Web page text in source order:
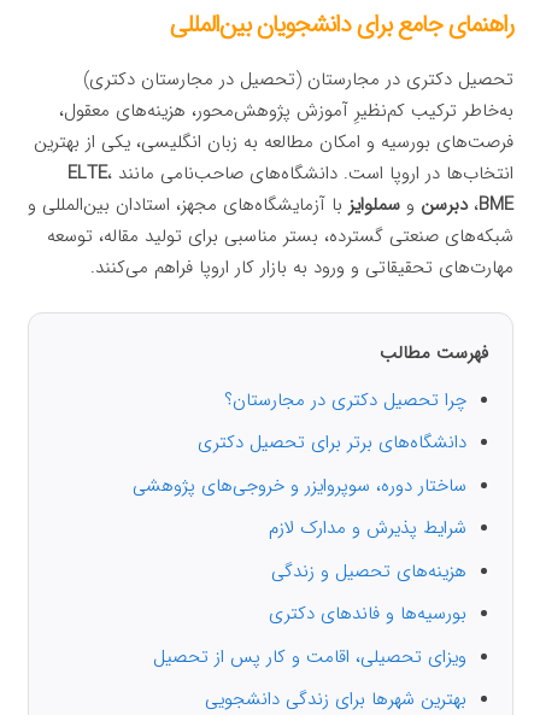
راهنمای جامع برای دانشجویان بین‌المللی
تحصیل دکتری در مجارستان (تحصیل در مجارستان دکتری)
به‌خاطر ترکیب کم‌نظیرِ آموزش پژوهش‌محور، هزینه‌های معقول،
فرصت‌های بورسیه و امکان مطالعه به زبان انگلیسی، یکی از بهترین
انتخاب‌ها در اروپا است. دانشگاه‌های صاحب‌نامی مانندELTE،
BME،دبرسن وسملوایز با آزمایشگاه‌های مجهز، استادان بین‌المللی و
شبکه‌های صنعتی گسترده، بستر مناسبی برای تولید مقاله، توسعه
مهارت‌های تحقیقاتی و ورود به بازار کار اروپا فراهم می‌کنند.
فهرست مطالب
چرا تحصیل دکتری در مجارستان؟
دانشگاه‌های برتر برای تحصیل دکتری
ساختار دوره، سوپروایزر و خروجی‌های پژوهشی
شرایط پذیرش و مدارک لازم
هزینه‌های تحصیل و زندگی
بورسیه‌ها و فاندهای دکتری
ویزای تحصیلی، اقامت و کار پس از تحصیل
بهترین شهرها برای زندگی دانشجویی